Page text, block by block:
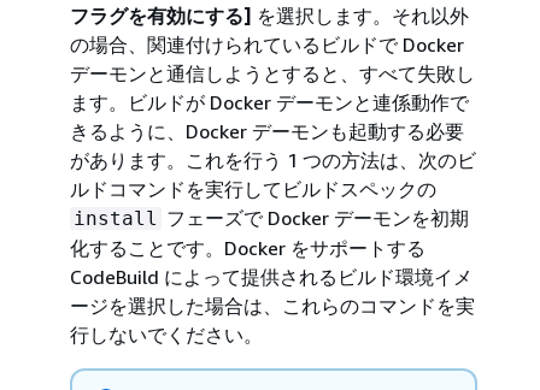
フラグを有効にする] を選択します。それ以外
の場合、関連付けられているビルドで Docker
デーモンと通信しようとすると、すべて失敗し
ます。ビルドが Docker デーモンと連係動作で
きるように、Docker デーモンも起動する必要
があります。これを行う 1 つの方法は、次のビ
ルドコマンドを実行してビルドスペックの
install フェーズで Docker デーモンを初期
化することです。Docker をサポートする
CodeBuild によって提供されるビルド環境イメ
ージを選択した場合は、これらのコマンドを実
行しないでください。